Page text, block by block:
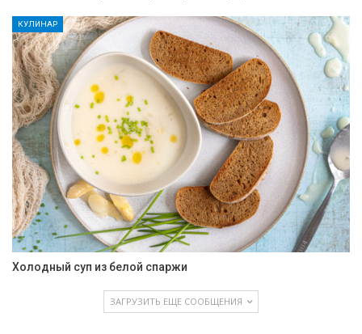
КУЛИНАР
Холодный суп из белой спаржи
ЗАГРУЗИТЬ ЕЩЕ СООБЩЕНИЯ